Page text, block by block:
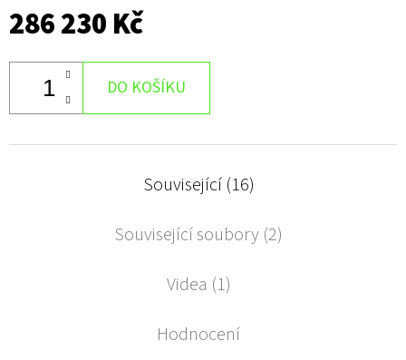
286 230 Kč
DO KOŠÍKU
Související (16)
Související soubory (2)
Videa (1)
Hodnocení